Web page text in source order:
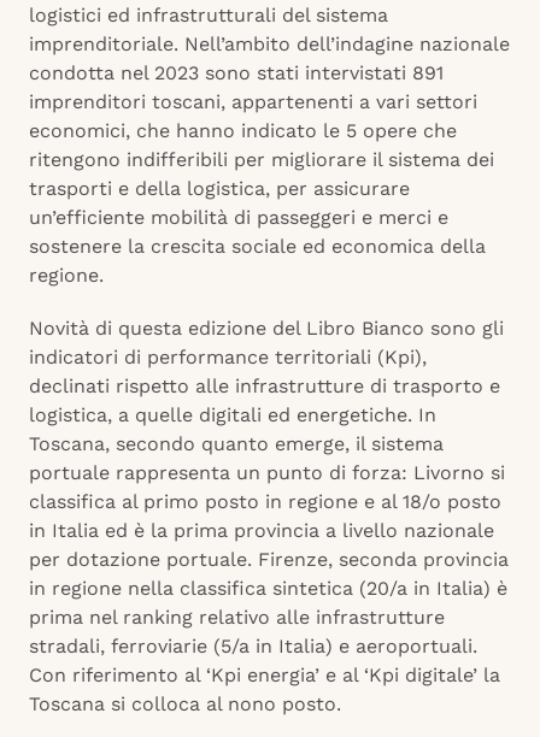
logistici ed infrastrutturali del sistema
imprenditoriale. Nell’ambito dell’indagine nazionale
condotta nel 2023 sono stati intervistati 891
imprenditori toscani, appartenenti a vari settori
economici, che hanno indicato le 5 opere che
ritengono indifferibili per migliorare il sistema dei
trasporti e della logistica, per assicurare
un’efficiente mobilità di passeggeri e merci e
sostenere la crescita sociale ed economica della
regione.
Novità di questa edizione del Libro Bianco sono gli
indicatori di performance territoriali (Kpi),
declinati rispetto alle infrastrutture di trasporto e
logistica, a quelle digitali ed energetiche. In
Toscana, secondo quanto emerge, il sistema
portuale rappresenta un punto di forza: Livorno si
classifica al primo posto in regione e al 18/o posto
in Italia ed è la prima provincia a livello nazionale
per dotazione portuale. Firenze, seconda provincia
in regione nella classifica sintetica (20/a in Italia) è
prima nel ranking relativo alle infrastrutture
stradali, ferroviarie (5/a in Italia) e aeroportuali.
Con riferimento al ‘Kpi energia’ e al ‘Kpi digitale’ la
Toscana si colloca al nono posto.